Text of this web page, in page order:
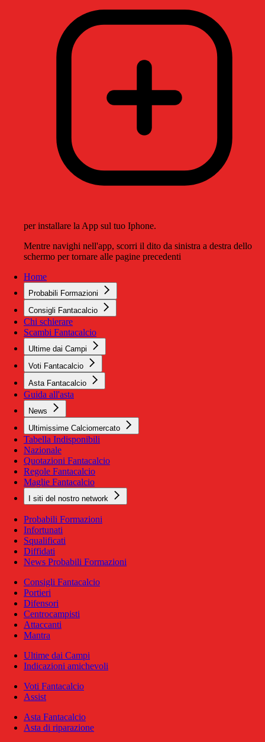
per installare la App sul tuo Iphone.
Mentre navighi nell'app, scorri il dito da sinistra a destra dello
schermo per tornare alle pagine precedenti
Home
Probabili Formazioni
Consigli Fantacalcio
Chi schierare
Scambi Fantacalcio
Ultime dai Campi
Voti Fantacalcio
Asta Fantacalcio
Guida all'asta
News
Ultimissime Calciomercato
Tabella Indisponibili
Nazionale
Quotazioni Fantacalcio
Regole Fantacalcio
Maglie Fantacalcio
I siti del nostro network
Probabili Formazioni
Infortunati
Squalificati
Diffidati
News Probabili Formazioni
Consigli Fantacalcio
Portieri
Difensori
Centrocampisti
Attaccanti
Mantra
Ultime dai Campi
Indicazioni amichevoli
Voti Fantacalcio
Assist
Asta Fantacalcio
Asta di riparazione